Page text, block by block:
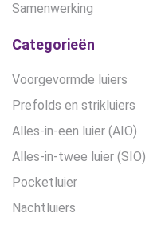
Samenwerking
Categorieën
Voorgevormde luiers
Prefolds en strikluiers
Alles-in-een luier (AIO)
Alles-in-twee luier (SIO)
Pocketluier
Nachtluiers